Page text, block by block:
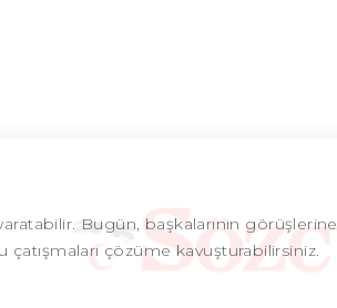
Bugün, başkalarının görüşlerine
çatışmaları çözüme kavuşturabilirsiniz.